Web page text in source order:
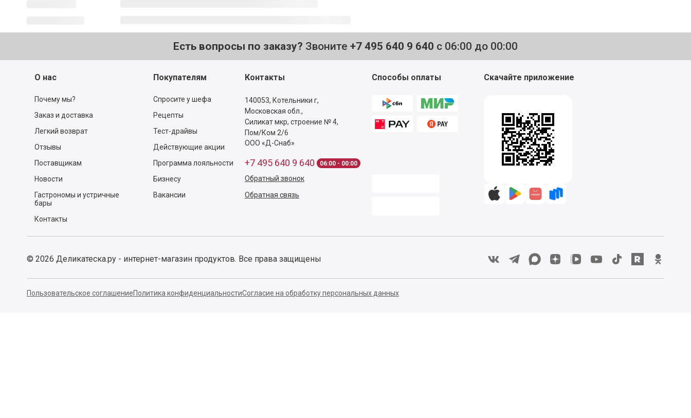
Есть вопросы по заказу? Звоните +7 495 640 9 640 с 06:00 до 00:00
О нас
Почему мы?
Заказ и доставка
Легкий возврат
Отзывы
Поставщикам
Новости
Гастрономы и устричные
бары
Контакты
Покупателям
Спросите у шефа
Рецепты
Тест-драйвы
Действующие акции
Программа лояльности
Бизнесу
Вакансии
Контакты
140053, Котельники г,
Московская обл.,
Силикат мкр, строение № 4,
Пом/Ком 2/6
ООО «Д-Снаб»
+7 495 640 9 640 06:00 - 00:00
Обратный звонок
Обратная связь
Способы оплаты Скачайте приложение
© 2026 Деликатеска.ру - интернет-магазин продуктов. Все права защищены
Пользовательское соглашениеПолитика конфиденциальностиСогласие на обработку персональных данных